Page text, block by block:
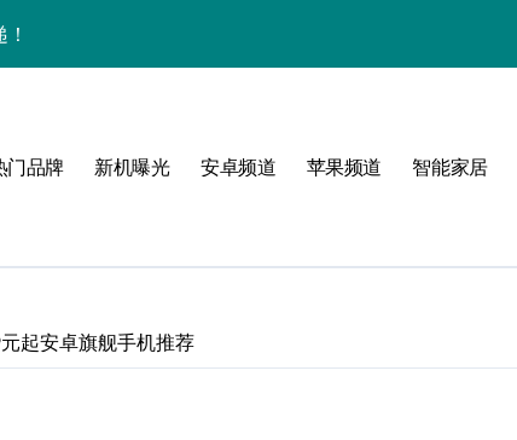
握掌中！
机
，评测速看！
门品牌 新机曝光 安卓频道 苹果频道 智能家居
起安卓旗舰手机推荐